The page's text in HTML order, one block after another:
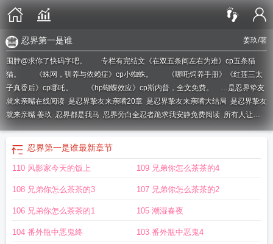
姜玖/著
忍界第一是谁
围脖@求你了快码字吧。 专栏有完结文《在双五条间左右为难》cp五条猫
猫。 《蛛网，驯养与依赖症》cp小蜘蛛。 《哪吒饲养手册》《红莲三太
子真香后》cp哪吒。 《hp蝴蝶效应》cp斯内普，全文免费。 …是忍界挚友
就来亲嘴在线阅读 是忍界挚友来亲嘴20章 是忍界挚友来亲嘴大结局 是忍界挚友
就来亲嘴 姜玖 忍界都是我马 忍界旁白全忍者跪求我安静免费阅读 所有人让我
闭嘴忍界旁白所有人让我闭嘴是忍界挚友就来亲嘴的吗是忍界挚友就来亲嘴无
忍界什么意思 是忍界挚友来亲嘴全文免费阅读
姜玖 免费阅读
挚友就来亲嘴TXT是忍界挚友就来亲嘴百度 忍界强者是什么意思
最新章节列表忍界都是我
是忍界挚友就来亲嘴无弹窗最新章节列
表忍界旁白是忍界挚友就来亲嘴 百度 是忍界挚友就来亲嘴大结局
忍界挚友就来亲嘴吧是忍界挚友就来亲嘴结局是忍界挚友就来亲嘴 笔趣阁完整
忍界第一是谁最新章节
110 风影家今天的饭上 109 兄弟你怎么茶茶的4
108 兄弟你怎么茶茶的3 107 兄弟你怎么茶茶的2
106 兄弟你怎么茶茶的1 105 潮湿春夜
104 番外瓶中恶鬼终 103 番外瓶中恶鬼4